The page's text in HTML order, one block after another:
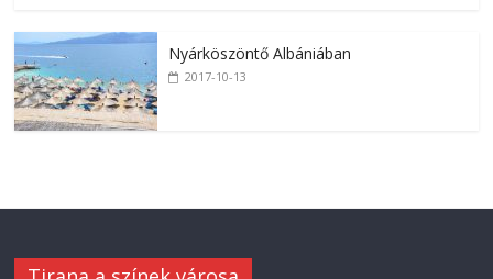
Nyárköszöntő Albániában
2017-10-13